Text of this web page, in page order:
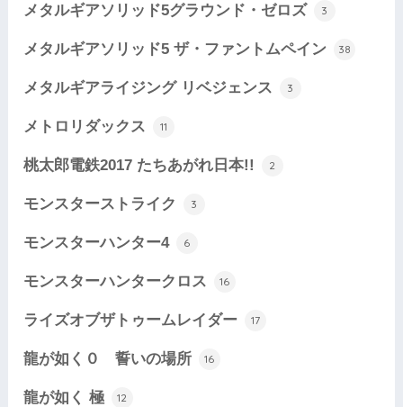
メタルギアソリッド5グラウンド・ゼロズ 3
メタルギアソリッド5 ザ・ファントムペイン 38
メタルギアライジング リベジェンス 3
メトロリダックス 11
桃太郎電鉄2017 たちあがれ日本!! 2
モンスターストライク 3
モンスターハンター4 6
モンスターハンタークロス 16
ライズオブザトゥームレイダー 17
龍が如く０ 誓いの場所 16
龍が如く 極 12